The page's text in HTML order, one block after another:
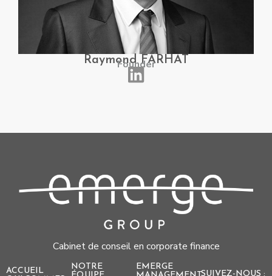
Raymond FARHAT
Founder
Cabinet de conseil en corporate finance
ACCUEIL
NOTRE
EMERGE
SUIVEZ-NOUS :